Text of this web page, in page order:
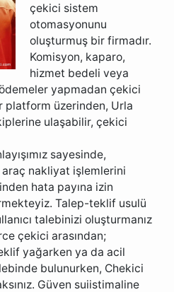
çekici sistem
otomasyonunu
oluşturmuş bir firmadır.
Komisyon, kaparo,
hizmet bedeli veya
yapmadan çekici
platform üzerinden, Urla
ulaşabilir, çekici
sayesinde,
nakliyat işlemlerini
hata payına izin
Talep-teklif usulü
talebinizi oluşturmanız
çekici arasından;
yağarken ya da acil
bulunurken, Chekici
Güven suiistimaline